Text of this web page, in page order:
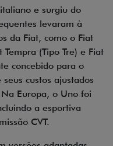
e surgiu do
levaram à
da Fiat, como o Fiat
(Tipo Tre) e Fiat
concebido para o
custos ajustados
Europa, o Uno foi
a esportiva
CVT.